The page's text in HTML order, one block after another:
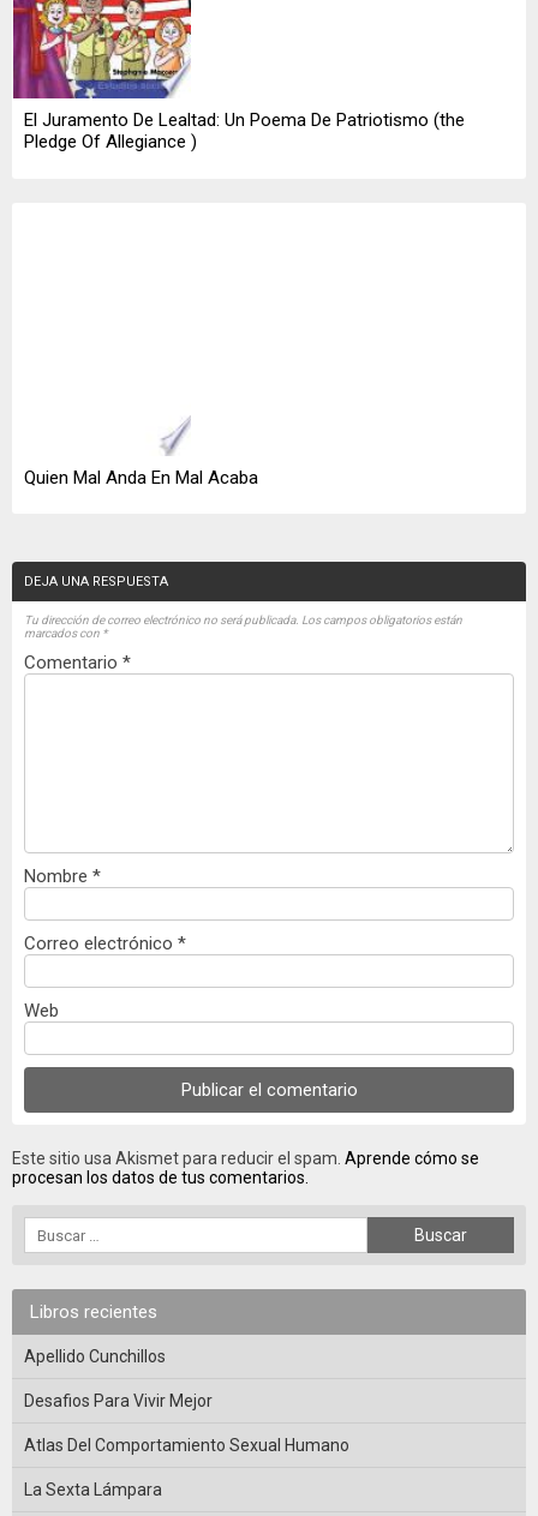
El Juramento De Lealtad: Un Poema De Patriotismo (the
Pledge Of Allegiance )
Quien Mal Anda En Mal Acaba
DEJA UNA RESPUESTA
Tu dirección de correo electrónico no será publicada. Los campos obligatorios están
marcados con *
Comentario *
Nombre *
Correo electrónico *
Web
Este sitio usa Akismet para reducir el spam. Aprende cómo se
procesan los datos de tus comentarios.
Libros recientes
Apellido Cunchillos
Desafios Para Vivir Mejor
Atlas Del Comportamiento Sexual Humano
La Sexta Lámpara